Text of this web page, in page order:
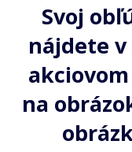
Svoj
nájdete
na